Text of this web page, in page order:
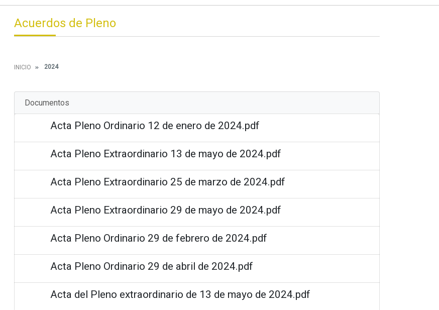
Acuerdos de Pleno
INICIO 2024
Documentos
Acta Pleno Ordinario 12 de enero de 2024.pdf
Acta Pleno Extraordinario 13 de mayo de 2024.pdf
Acta Pleno Extraordinario 25 de marzo de 2024.pdf
Acta Pleno Extraordinario 29 de mayo de 2024.pdf
Acta Pleno Ordinario 29 de febrero de 2024.pdf
Acta Pleno Ordinario 29 de abril de 2024.pdf
Acta del Pleno extraordinario de 13 de mayo de 2024.pdf